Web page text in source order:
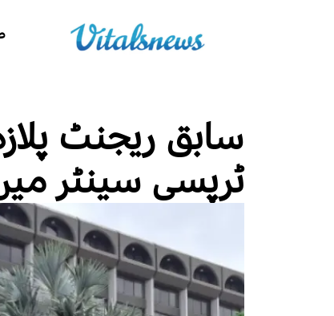
سابق ریجنٹ
ٹرپسی سینٹر